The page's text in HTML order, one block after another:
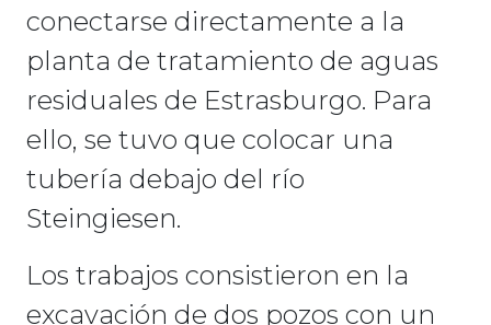
conectarse directamente a la
planta de tratamiento de aguas
residuales de Estrasburgo. Para
ello, se tuvo que colocar una
tubería debajo del río
Steingiesen.
Los trabajos consistieron en la
excavación de dos pozos con un